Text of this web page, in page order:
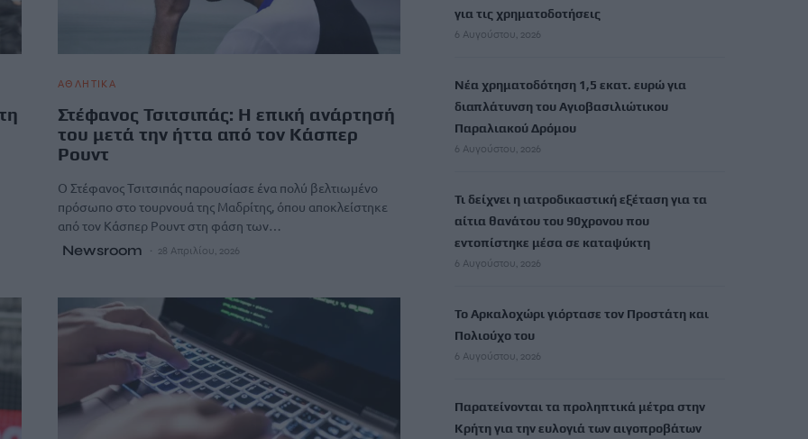
ΑΘΛΗΤΙΚΑ
Στέφανος Τσιτσιπάς: Η επική ανάρτησή
του μετά την ήττα από τον Κάσπερ
Ρουντ
Ο Στέφανος Τσιτσιπάς παρουσίασε ένα πολύ βελτιωμένο
πρόσωπο στο τουρνουά της Μαδρίτης, όπου αποκλείστηκε
από τον Κάσπερ Ρουντ στη φάση των…
Newsroom 28 Απριλίου, 2026
για τις χρηματοδοτήσεις
6 Αυγούστου, 2026
Νέα χρηματοδότηση 1,5 εκατ. ευρώ για
διαπλάτυνση του Αγιοβασιλιώτικου
Παραλιακού Δρόμου
6 Αυγούστου, 2026
Τι δείχνει η ιατροδικαστική εξέταση για τα
αίτια θανάτου του 90χρονου που
εντοπίστηκε μέσα σε καταψύκτη
6 Αυγούστου, 2026
Το Αρκαλοχώρι γιόρτασε τον Προστάτη και
Πολιούχο του
6 Αυγούστου, 2026
Παρατείνονται τα προληπτικά μέτρα στην
Κρήτη για την ευλογιά των αιγοπροβάτων